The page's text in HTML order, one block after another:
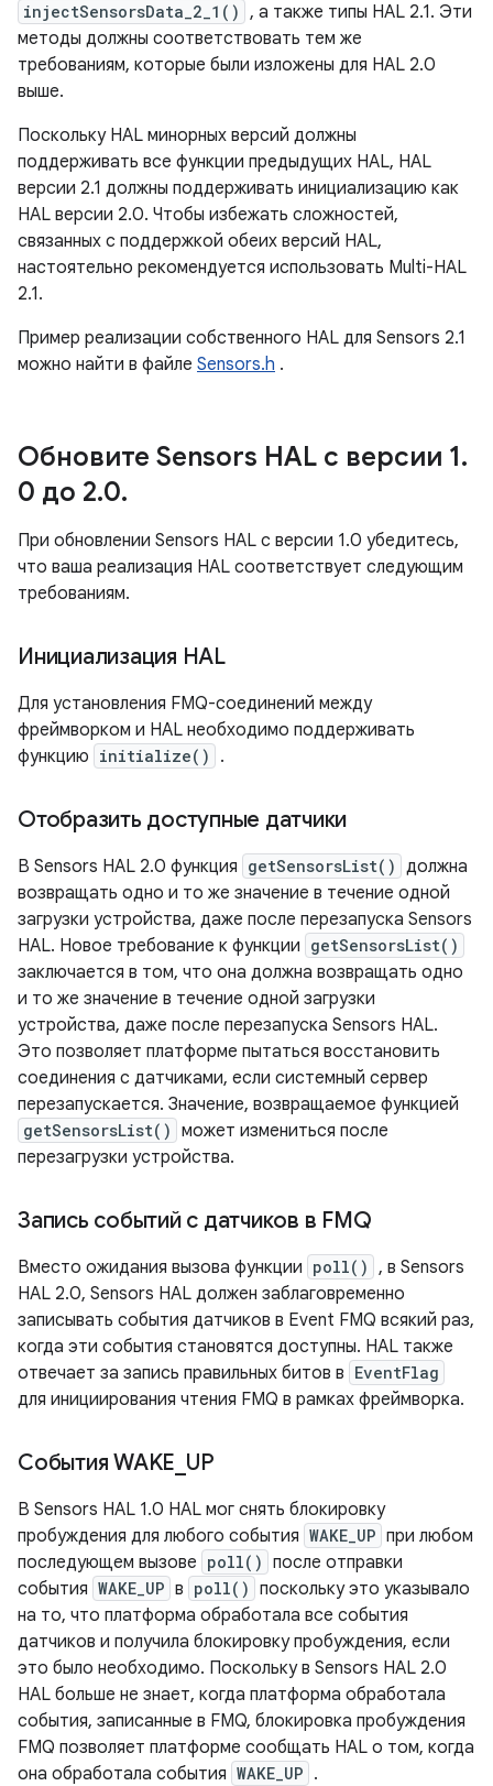
injectSensorsData_2_1() , а также типы HAL 2.1. Эти
методы должны соответствовать тем же
требованиям, которые были изложены для HAL 2.0
выше.
Поскольку HAL минорных версий должны
поддерживать все функции предыдущих HAL, HAL
версии 2.1 должны поддерживать инициализацию как
HAL версии 2.0. Чтобы избежать сложностей,
связанных с поддержкой обеих версий HAL,
настоятельно рекомендуется использовать Multi-HAL
2.1.
Пример реализации собственного HAL для Sensors 2.1
можно найти в файле Sensors.h .
Обновите Sensors HAL с версии 1.
0 до 2.0.
При обновлении Sensors HAL с версии 1.0 убедитесь,
что ваша реализация HAL соответствует следующим
требованиям.
Инициализация HAL
Для установления FMQ-соединений между
фреймворком и HAL необходимо поддерживать
функцию initialize() .
Отобразить доступные датчики
В Sensors HAL 2.0 функция getSensorsList() должна
возвращать одно и то же значение в течение одной
загрузки устройства, даже после перезапуска Sensors
HAL. Новое требование к функции getSensorsList()
заключается в том, что она должна возвращать одно
и то же значение в течение одной загрузки
устройства, даже после перезапуска Sensors HAL.
Это позволяет платформе пытаться восстановить
соединения с датчиками, если системный сервер
перезапускается. Значение, возвращаемое функцией
getSensorsList() может измениться после
перезагрузки устройства.
Запись событий с датчиков в FMQ
Вместо ожидания вызова функции poll() , в Sensors
HAL 2.0, Sensors HAL должен заблаговременно
записывать события датчиков в Event FMQ всякий раз,
когда эти события становятся доступны. HAL также
отвечает за запись правильных битов в EventFlag
для инициирования чтения FMQ в рамках фреймворка.
События WAKE UP
В Sensors HAL 1.0 HAL мог снять блокировку
пробуждения для любого события WAKE_UP при любом
последующем вызове poll() после отправки
события WAKE_UP в poll() поскольку это указывало
на то, что платформа обработала все события
датчиков и получила блокировку пробуждения, если
это было необходимо. Поскольку в Sensors HAL 2.0
HAL больше не знает, когда платформа обработала
события, записанные в FMQ, блокировка пробуждения
FMQ позволяет платформе сообщать HAL о том, когда
она обработала события WAKE_UP .